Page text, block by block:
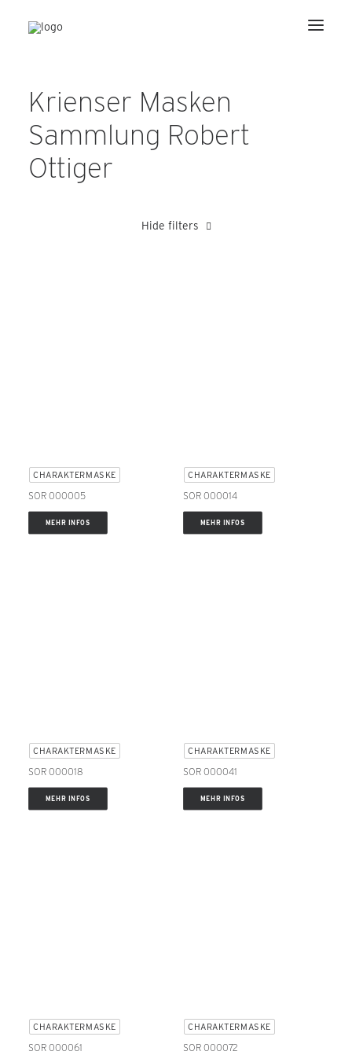
Krienser Masken
Sammlung Robert
Ottiger
Hide filters
CHARAKTERMASKE
SOR 000005
MEHR INFOS
CHARAKTERMASKE
SOR 000014
MEHR INFOS
CHARAKTERMASKE
SOR 000018
MEHR INFOS
CHARAKTERMASKE
SOR 000041
MEHR INFOS
CHARAKTERMASKE
SOR 000061
CHARAKTERMASKE
SOR 000072